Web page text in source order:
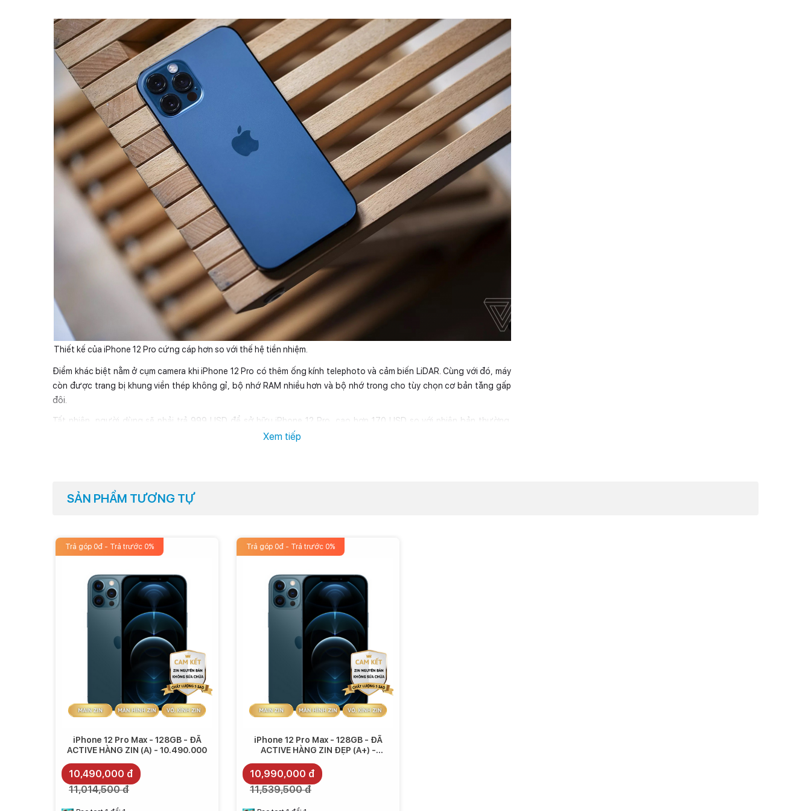
Thiết kế của iPhone 12 Pro cứng cáp hơn so với thế hệ tiền nhiệm.
Điểm khác biệt nằm ở cụm camera khi iPhone 12 Pro có thêm ống kính telephoto và cảm biến LiDAR. Cùng với đó, máy
còn được trang bị khung viền thép không gỉ, bộ nhớ RAM nhiều hơn và bộ nhớ trong cho tùy chọn cơ bản tăng gấp
đôi.
Tất nhiên, người dùng sẽ phải trả 999 USD để sở hữu iPhone 12 Pro, cao hơn 170 USD
so với phiên bản thường.
Nhưng liệu số tiền bỏ ra thêm có xứng đáng khi iPhone 12 năm nay được trang bị màn hình OLED?
Câu hỏi dành cho những ai đang phân vân chọn iPhone 12 hay iPhone 12 Pro là các tính năng bổ sung có thực sự cần
Mặt khác, nếu muốn chi nhiều hơn và nhận lại những giá trị tương ứng, có lẽ bạn nên chờ đợi iPhone 12 Pro Max. Với
chống rung cảm biến, zoom tốt hơn...).
Xem tiếp
SẢN PHẨM TƯƠNG TỰ
Trả góp 0đ - Trả trước 0%
iPhone 12 Pro Max - 128GB - ĐÃ
ACTIVE HÀNG ZIN (A) - 10.490.000
10,490,000 đ
11,014,500 đ
Trả góp 0đ - Trả trước 0%
iPhone 12 Pro Max - 128GB - ĐÃ
ACTIVE HÀNG ZIN ĐẸP (A+) -
10,990,000 đ
11,539,500 đ